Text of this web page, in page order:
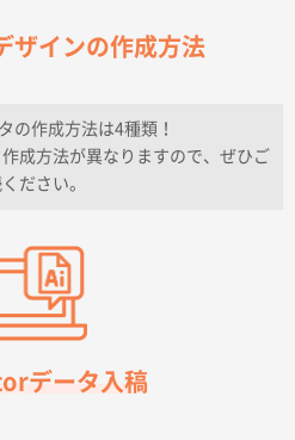
ルポケット
しかった。
グ 35号
5000枚
ザインの作成方法
の作成方法は4種類！
成方法が異なりますので、ぜひご
ださい。
データ入稿